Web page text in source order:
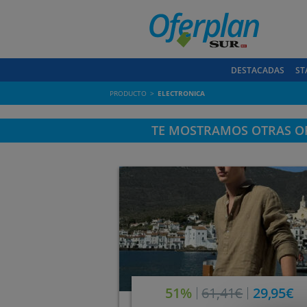
DESTACADAS
PRODUCTO ELECTRONICA
TE MOSTRAMOS OTRAS
51% 61,41€ 29,95€